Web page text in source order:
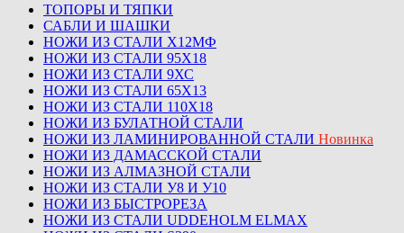
ТОПОРЫ И ТЯПКИ
САБЛИ И ШАШКИ
НОЖИ ИЗ СТАЛИ Х12МФ
НОЖИ ИЗ СТАЛИ 95Х18
НОЖИ ИЗ СТАЛИ 9ХС
НОЖИ ИЗ СТАЛИ 65Х13
НОЖИ ИЗ СТАЛИ 110Х18
НОЖИ ИЗ БУЛАТНОЙ СТАЛИ
НОЖИ ИЗ ЛАМИНИРОВАННОЙ СТАЛИ Новинка
НОЖИ ИЗ ДАМАССКОЙ СТАЛИ
НОЖИ ИЗ АЛМАЗНОЙ СТАЛИ
НОЖИ ИЗ СТАЛИ У8 И У10
НОЖИ ИЗ БЫСТРОРЕЗА
НОЖИ ИЗ СТАЛИ UDDEHOLM ELMAX